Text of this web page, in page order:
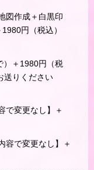
図作成＋白黒印
円（税込）
）＋1980円（税
送りください
で変更なし】＋
容で変更なし】＋